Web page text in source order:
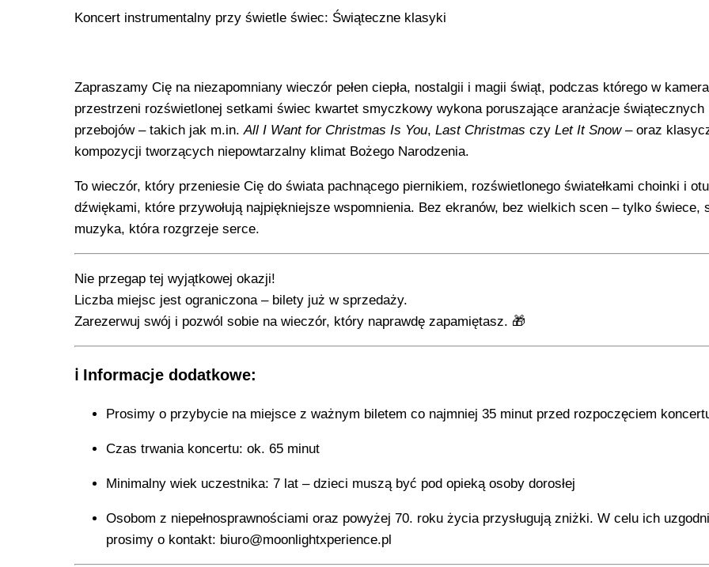
Koncert instrumentalny przy świetle świec: Świąteczne klasyki
Zapraszamy Cię na niezapomniany wieczór pełen ciepła, nostalgii i magii świąt, podczas którego w
przestrzeni rozświetlonej setkami świec kwartet smyczkowy wykona poruszające aranżacje świątecznych
przebojów – takich jak m.in.All I Want for Christmas Is You, Last Christmas czy Let It Snow– oraz
kompozycji tworzących niepowtarzalny klimat Bożego Narodzenia.
To wieczór, który przeniesie Cię do świata pachnącego piernikiem, rozświetlonego światełkami choinki i
dźwiękami, które przywołują najpiękniejsze wspomnienia. Bez ekranów, bez wielkich scen – tylko świece,
muzyka, która rozgrzeje serce.
Nie przegap tej wyjątkowej okazji!
Liczba miejsc jest ograniczona – bilety już w sprzedaży.
Zarezerwuj swój i pozwól sobie na wieczór, który naprawdę zapamiętasz. 🎁
ℹ️ Informacje dodatkowe:
Prosimy o przybycie na miejsce z ważnym biletem co najmniej 35 minut przed rozpoczęciem
Czas trwania koncertu: ok. 65 minut
Minimalny wiek uczestnika: 7 lat – dzieci muszą być pod opieką osoby dorosłej
Osobom z niepełnosprawnościami oraz powyżej 70. roku życia przysługują zniżki. W celu ich
prosimy o kontakt: biuro@moonlightxperience.pl